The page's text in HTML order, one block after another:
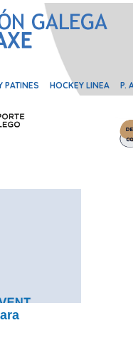
PATINES HOCKEY LINEA P.